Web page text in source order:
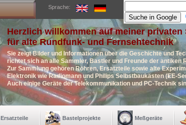
Sprache:
Herzlich willkommen auf meiner privaten
für alte Rundfunk- und Fernsehtechnik
Sie zeigt Bilder und Informationen über die Geschichte und
richtet sich an alle Sammler, Bastler und Freunde der antiken
Zur Sammlung gehören Röhren, Ersatzteile sowie alte
Elektronik wie Radiomann und Philips Selbstbaukästen (EE-
Auch einige Geräte der Telekommunikation und PC-Technik
Ersatzteile Bastelprojekte Meßgeräte